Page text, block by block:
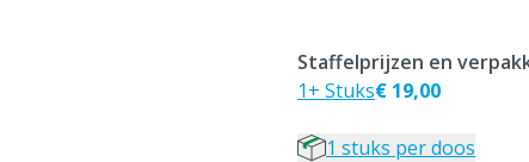
Staffelprijzen en
1+ Stuks€ 19,00
1 stuks per doos